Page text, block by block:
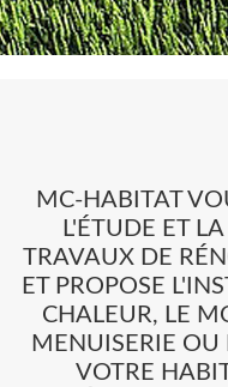
MC-HABITAT
L'ÉTUDE ET
TRAVAUX DE
ET PROPOSE
CHALEUR, LE
MENUISERIE OU
VOTRE